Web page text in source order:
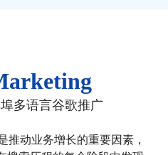
多语言谷歌推广
推动业务增长的重要因素，